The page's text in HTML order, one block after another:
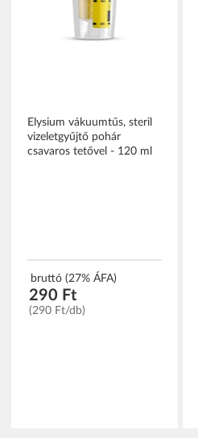
Elysium vákuumtűs, steril
vizeletgyűjtő pohár
csavaros tetővel - 120 ml
bruttó (27% ÁFA)
290 Ft
(290 Ft/db)